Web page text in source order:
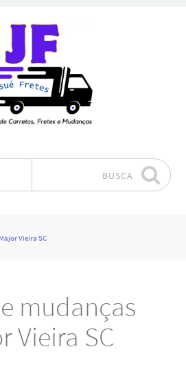
BUSCA
Vieira SC
mudanças
Vieira SC